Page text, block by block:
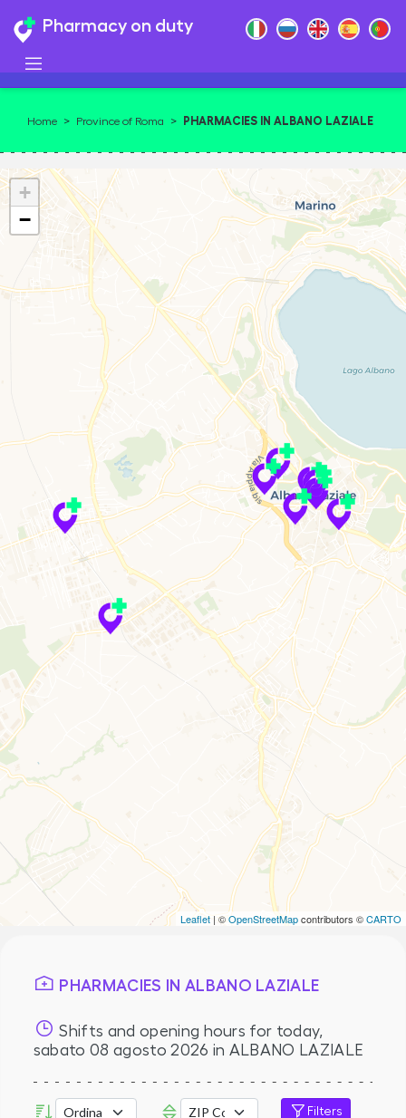
Pharmacy on duty
Home > Province of Roma > PHARMACIES IN ALBANO LAZIALE
+
−
Leaflet | ©OpenStreetMapcontributors ©CARTO
PHARMACIES IN ALBANO LAZIALE
Shifts and opening hours for today,
sabato 08 agosto 2026 in ALBANO LAZIALE
Filters